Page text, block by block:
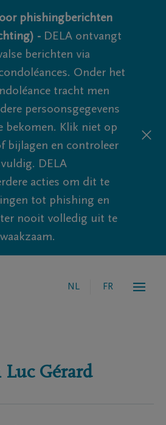
phishingberichten
- DELA ontvangt
berichten via
Onder het
tracht men
persoonsgegevens
bekomen. Klik niet op
bijlagen en controleer
DELA
acties om dit te
tot phishing en
nooit volledig uit te
NL FR
Luc Gérard